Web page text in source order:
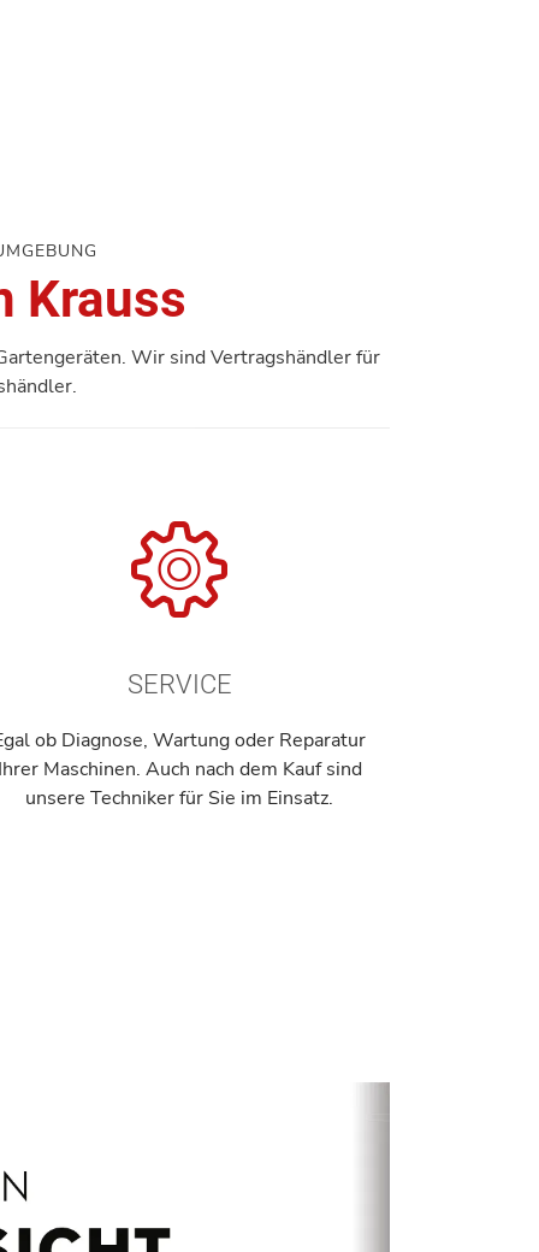
Krauss
Wir sind Vertragshändler für
SERVICE
ob Diagnose, Wartung oder Reparatur
Maschinen. Auch nach dem Kauf sind
unsere Techniker für Sie im Einsatz.